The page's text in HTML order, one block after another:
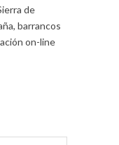
de
barrancos
on-line